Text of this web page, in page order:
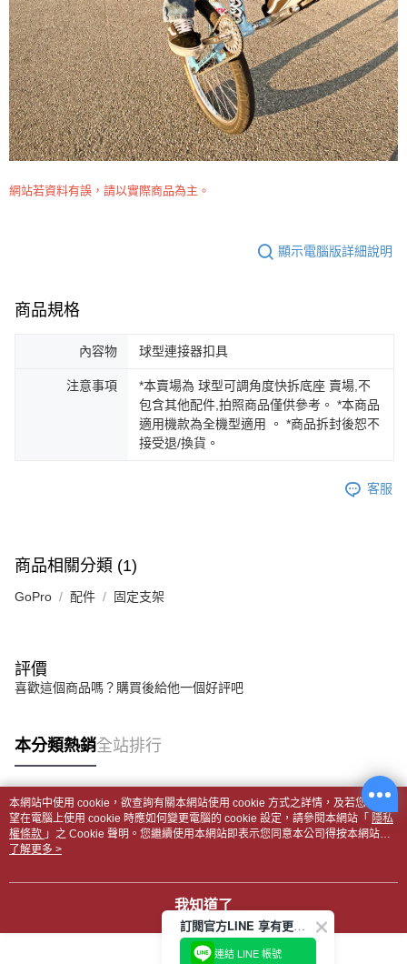
網站若資料有誤，請以實際商品為主。
顯示電腦版詳細說明
商品規格
內容物 球型連接器扣具
注意事項
*本賣場為 球型可調角度快拆底座 賣場,不
包含其他配件,拍照商品僅供參考。 *本商品
適用機款為全機型適用 。 *商品拆封後恕不
接受退/換貨。
客服
商品相關分類 (1)
GoPro 配件 固定支架
評價
喜歡這個商品嗎？購買後給他一個好評吧
本分類熱銷全站排行
熱門標籤
本網站中使用 cookie，欲查詢有關本網站使用 cookie 方式之詳情，及若您不希
望在電腦上使用 cookie 時應如何變更電腦的 cookie 設定，請參閱本網站「 隱私
權條款 」之 Cookie 聲明。您繼續使用本網站即表示您同意本公司得按本網站使
用條款之 Cookie 聲明使用 cookie。
了解更多 >
我知道了
訂閱官方LINE 享有更多優惠
連結 LINE 帳號